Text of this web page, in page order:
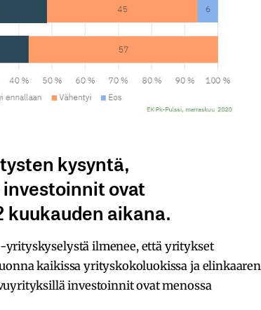
kysyntä,
ovat
aikana.
ilmenee, että yritykset
kaikissa yrityskokoluokissa ja elinkaaren
investoinnit ovat menossa